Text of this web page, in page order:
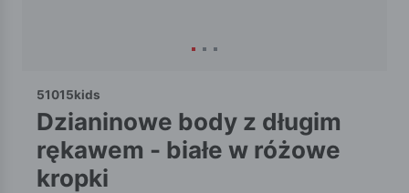
51015kids
dzianinowe body z długim
rękawem - białe w różowe
kropki